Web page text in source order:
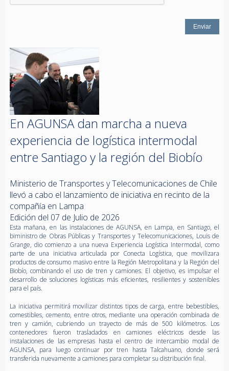
En AGUNSA dan marcha a nueva
experiencia de logística intermodal
entre Santiago y la región del Biobío
Ministerio de Transportes y Telecomunicaciones de Chile
llevó a cabo el lanzamiento de iniciativa en recinto de la
compañía en Lampa
Edición del 07 de Julio de 2026
Esta mañana, en las instalaciones de AGUNSA, en Lampa, en Santiago, el
biministro de Obras Públicas y Transportes y Telecomunicaciones, Louis de
Grange, dio comienzo a una nueva Experiencia Logística Intermodal, como
parte de una iniciativa articulada por Conecta Logística, que movilizara
productos de consumo masivo entre la Región Metropolitana y la Región del
Biobío, combinando el uso de tren y camiones. El objetivo, es impulsar el
desarrollo de soluciones logísticas más eficientes, resilientes y sostenibles
para el país.
La iniciativa permitirá movilizar distintos tipos de carga, entre bebestibles,
comestibles, cemento, entre otros, mediante una operación combinada de
tren y camión, cubriendo un trayecto de más de 500 kilómetros. Los
contenedores fueron trasladados en camiones eléctricos desde las
instalaciones de las empresas hasta el centro de intercambio modal de
AGUNSA, para luego continuar por tren hasta Talcahuano, donde será
transferida nuevamente a camiones para completar su distribución final.